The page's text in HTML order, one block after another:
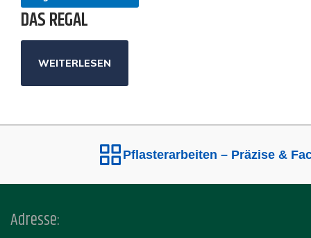
DAS REGAL
WEITERLESEN
Pflasterarbeiten – Präzise &
Adresse: